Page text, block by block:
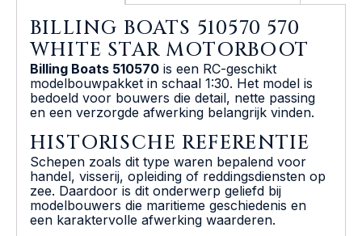
BILLING BOATS 510570 570
WHITE STAR MOTORBOOT
Billing Boats 510570 is een RC-geschikt
modelbouwpakket in schaal 1:30. Het model is
bedoeld voor bouwers die detail, nette passing
en een verzorgde afwerking belangrijk vinden.
HISTORISCHE REFERENTIE
Schepen zoals dit type waren bepalend voor
handel, visserij, opleiding of reddingsdiensten op
zee. Daardoor is dit onderwerp geliefd bij
modelbouwers die maritieme geschiedenis en
een karaktervolle afwerking waarderen.